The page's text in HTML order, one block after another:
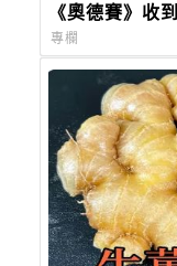
《奧德賽》收
到哭
專欄